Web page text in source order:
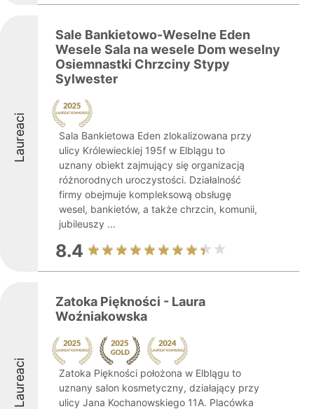
Laureaci
Sale Bankietowo-Weselne Eden
Wesele Sala na wesele Dom weselny
Osiemnastki Chrzciny Stypy
Sylwester
Sala Bankietowa Eden zlokalizowana przy
ulicy Królewieckiej 195f w Elblągu to
uznany obiekt zajmujący się organizacją
różnorodnych uroczystości. Działalność
firmy obejmuje kompleksową obsługę
wesel, bankietów, a także chrzcin, komunii,
jubileuszy ...
8.4
Laureaci
Zatoka Piękności - Laura
Woźniakowska
Zatoka Piękności położona w Elblągu to
uznany salon kosmetyczny, działający przy
ulicy Jana Kochanowskiego 11A. Placówka